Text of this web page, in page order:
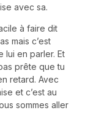
avec sa.
à faire dit
mais c’est
lui en parler. Et
prête que tu
retard. Avec
et c’est au
sommes aller